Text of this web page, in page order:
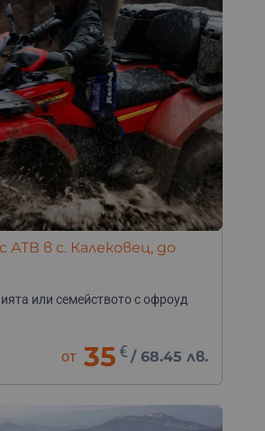
в с. Калековец, до
или семейството с офроуд
от 35 € / 68.45 лв.